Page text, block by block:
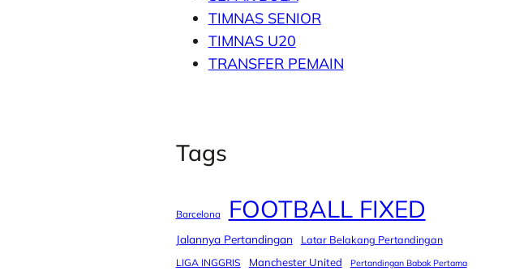
TIMNAS SENIOR
TIMNAS U20
TRANSFER PEMAIN
Tags
Barcelona FOOTBALL FIXED
Jalannya Pertandingan Latar Belakang Pertandingan
LIGA INGGRIS Manchester United Pertandingan Babak Pertama